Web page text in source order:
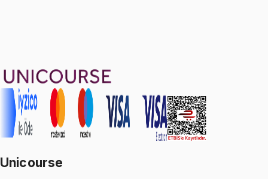
Unicourse